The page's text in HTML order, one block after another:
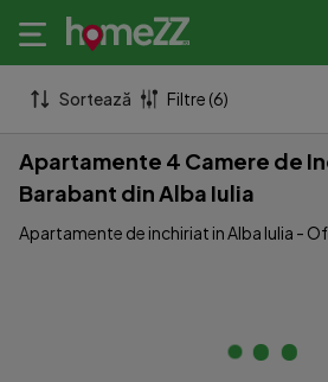
Sortează Filtre (6)
Apartamente 4 Camere de
Barabant din Alba Iulia
Apartamente de inchiriat in Alba Iulia -